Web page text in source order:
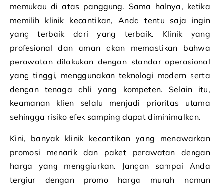
memukau di atas panggung. Sama halnya, ketika
memilih klinik kecantikan, Anda tentu saja ingin
yang terbaik dari yang terbaik. Klinik yang
profesional dan aman akan memastikan bahwa
perawatan dilakukan dengan standar operasional
yang tinggi, menggunakan teknologi modern serta
dengan tenaga ahli yang kompeten. Selain itu,
keamanan klien selalu menjadi prioritas utama
sehingga risiko efek samping dapat diminimalkan.
Kini, banyak klinik kecantikan yang menawarkan
promosi menarik dan paket perawatan dengan
harga yang menggiurkan. Jangan sampai Anda
tergiur dengan promo harga murah namun